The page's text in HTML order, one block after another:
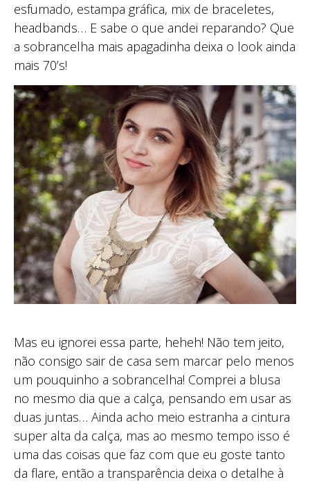
esfumado, estampa gráfica, mix de braceletes,
headbands… E sabe o que andei reparando? Que
a sobrancelha mais apagadinha deixa o look ainda
mais 70’s!
Mas eu ignorei essa parte, heheh! Não tem jeito,
não consigo sair de casa sem marcar pelo menos
um pouquinho a sobrancelha! Comprei a blusa
no mesmo dia que a calça, pensando em usar as
duas juntas… Ainda acho meio estranha a cintura
super alta da calça, mas ao mesmo tempo isso é
uma das coisas que faz com que eu goste tanto
da flare, então a transparência deixa o detalhe à